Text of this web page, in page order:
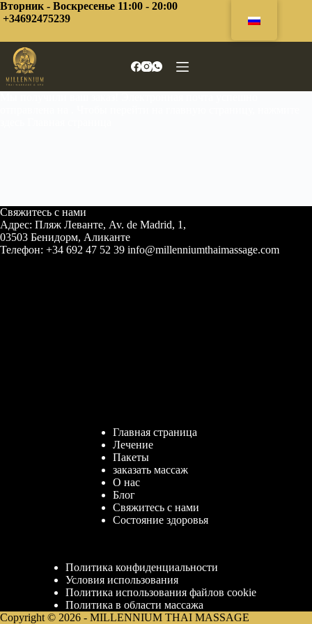
Перейти
к
Вторник - Воскресенье 11:00 - 20:00
+34692475239
Свяжитесь с нами
Адрес: Пляж Леванте, Av. de Madrid, 1,
03503 Бенидорм, Аликанте
Телефон: +34 692 47 52 39 info@millenniumthaimassage.com
Главная страница
Лечение
Пакеты
заказать массаж
О нас
Блог
Свяжитесь с нами
Состояние здоровья
Политика конфиденциальности
Условия использования
Политика использования файлов cookie
Политика в области массажа
Copyright © 2026 - MILLENNIUM THAI MASSAGE